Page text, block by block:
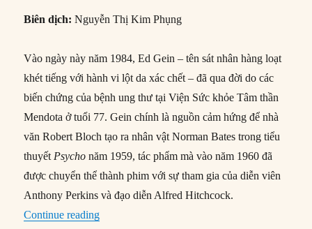
Biên dịch: Nguyễn Thị Kim Phụng
Vào ngày này năm 1984, Ed Gein – tên sát nhân hàng loạt
khét tiếng với hành vi lột da xác chết – đã qua đời do các
biến chứng của bệnh ung thư tại Viện Sức khỏe Tâm thần
Mendota ở tuổi 77. Gein chính là nguồn cảm hứng để nhà
văn Robert Bloch tạo ra nhân vật Norman Bates trong tiểu
thuyết Psychonăm 1959, tác phẩm mà vào năm 1960 đã
được chuyển thể thành phim với sự tham gia của diễn viên
Anthony Perkins và đạo diễn Alfred Hitchcock.
Continue reading“26/07/1984: Sát nhân hàng loạt Ed Gein qua